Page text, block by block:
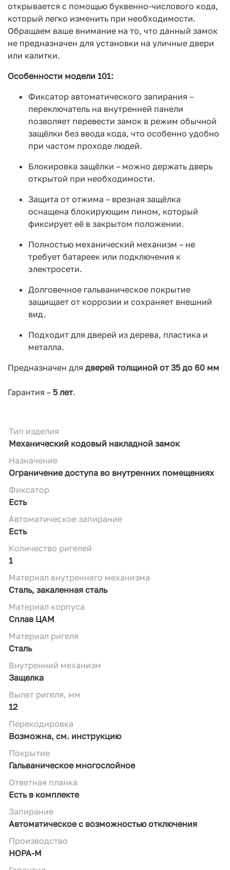
открывается с помощью буквенно-числового кода,
который легко изменить при необходимости.
Обращаем ваше внимание на то, что данный замок
не предназначен для установки на уличные двери
или калитки.
Особенности модели 101:
Фиксатор автоматического запирания –
переключатель на внутренней панели
позволяет перевести замок в режим обычной
защёлки без ввода кода, что особенно удобно
при частом проходе людей.
Блокировка защёлки – можно держать дверь
открытой при необходимости.
Защита от отжима – врезная защёлка
оснащена блокирующим пином, который
фиксирует её в закрытом положении.
Полностью механический механизм – не
требует батареек или подключения к
электросети.
Долговечное гальваническое покрытие
защищает от коррозии и сохраняет внешний
вид.
Подходит для дверей из дерева, пластика и
металла.
Предназначен для дверей толщиной от 35 до 60 мм
Гарантия – 5 лет.
Тип изделия
Механический кодовый накладной замок
Назначение
Ограничение доступа во внутренних помещениях
Фиксатор
Есть
Автоматическое запирание
Есть
Количество ригелей
1
Материал внутреннего механизма
Сталь, закаленная сталь
Материал корпуса
Сплав ЦАМ
Материал ригеля
Сталь
Внутренний механизм
Защелка
Вылет ригеля, мм
12
Перекодировка
Возможна, см. инструкцию
Покрытие
Гальваническое многослойное
Ответная планка
Есть в комплекте
Запирание
Автоматическое с возможностью отключения
Производство
НОРА-М